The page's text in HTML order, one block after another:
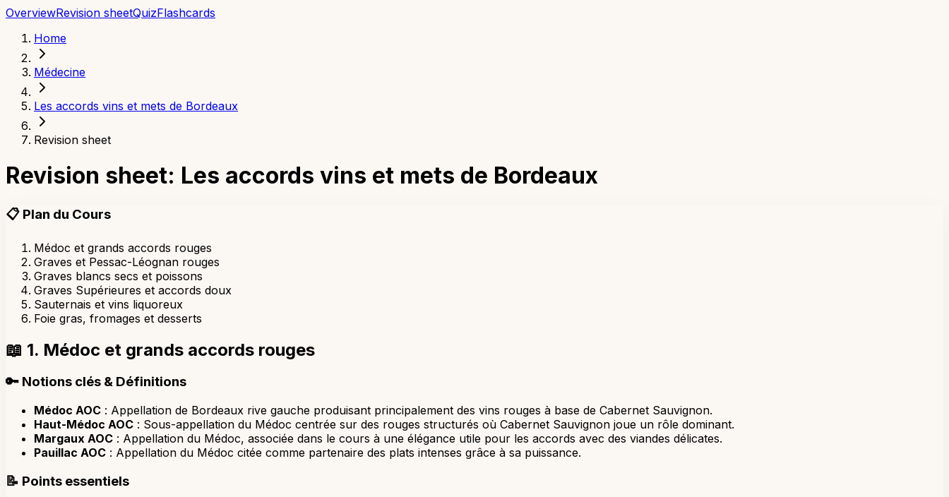
OverviewRevision sheetQuizFlashcards
Home
Médecine
Les accords vins et mets de Bordeaux
Revision sheet
Revision sheet: Les accords vins et mets de Bordeaux
📋 Plan du Cours
Médoc et grands accords rouges
Graves et Pessac-Léognan rouges
Graves blancs secs et poissons
Graves Supérieures et accords doux
Sauternais et vins liquoreux
Foie gras, fromages et desserts
📖 1. Médoc et grands accords rouges
🔑 Notions clés & Définitions
Médoc AOC : Appellation de Bordeaux rive gauche produisant principalement des vins rouges à base de Cabernet Sauvignon.
Haut-Médoc AOC : Sous-appellation du Médoc centrée sur des rouges structurés où Cabernet Sauvignon joue un rôle dominant.
Margaux AOC : Appellation du Médoc, associée dans le cours à une élégance utile pour les accords avec des viandes délicates.
Pauillac AOC : Appellation du Médoc citée comme partenaire des plats intenses grâce à sa puissance.
📝 Points essentiels